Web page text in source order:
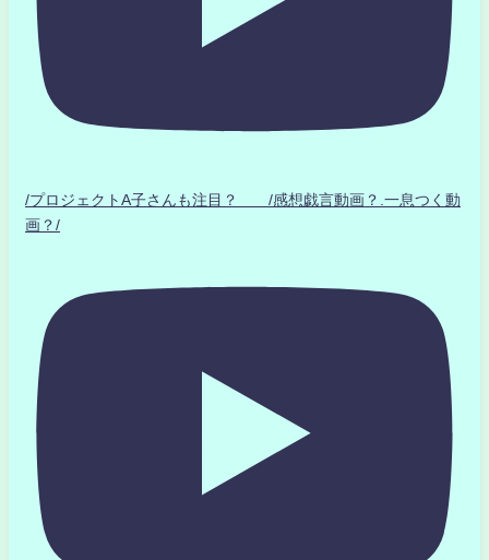
/プロジェクトA子さんも注目？ /感想戯言動画？.一息つく動
画？/